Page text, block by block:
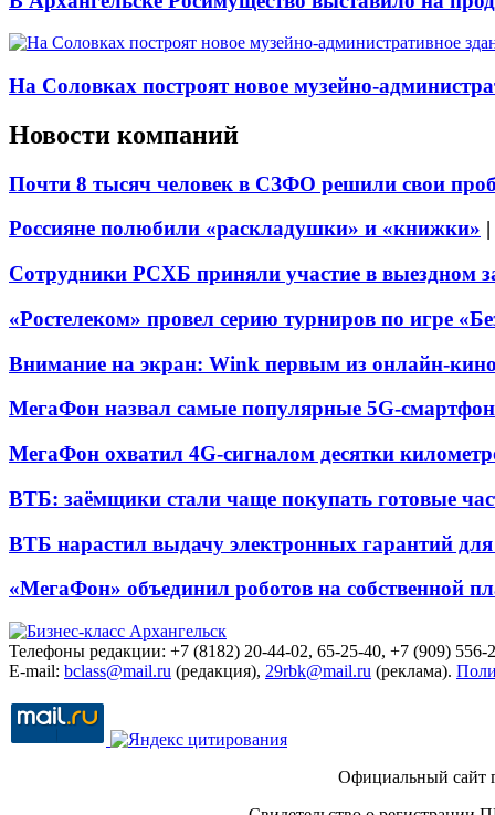
На Соловках построят новое музейно-
Новости компаний
Почти 8 тысяч человек в СЗФО решили свои
Россияне полюбили «раскладушки» и «книжки» |
Сотрудники РСХБ приняли участие в выездном
«Ростелеком» провел серию турниров по игре
Внимание на экран: Wink первым из онлайн-
МегаФон назвал самые популярные 5G-
МегаФон охватил 4G-сигналом десятки
ВТБ: заёмщики стали чаще покупать готовые
ВТБ нарастил выдачу электронных гарантий для
«МегаФон» объединил роботов на собственной
Телефоны редакции: +7 (8182) 20-44-02, 65-25-40, +7 (909) 556-
E-mail: bclass@mail.ru (редакция), 29rbk@mail.ru (реклама).
Официальный сайт